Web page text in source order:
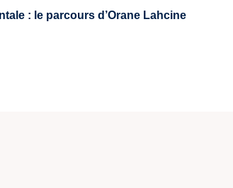
: le parcours d’Orane Lahcine